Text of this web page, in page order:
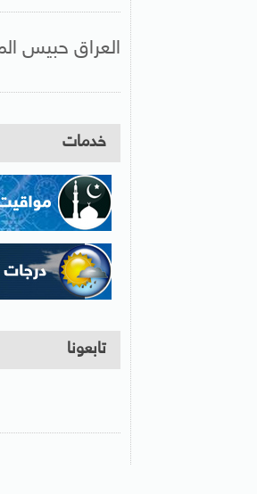
العراق حبيس
خدمات
تابعونا